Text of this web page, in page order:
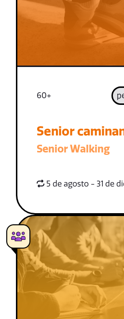
60+
Senior
Senior Walking
5 de agosto - 31 de